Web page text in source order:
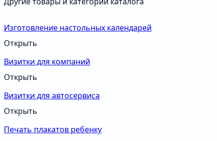
Изготовление настольных календарей
Открыть
Визитки для компаний
Открыть
Визитки для автосервиса
Открыть
Печать плакатов ребенку